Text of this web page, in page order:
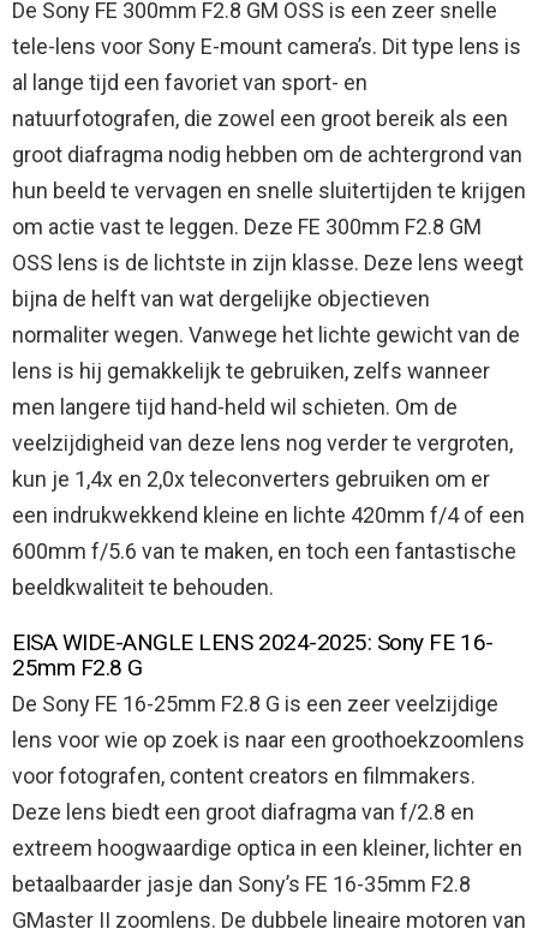
De Sony FE 300mm F2.8 GM OSS is een zeer snelle
tele-lens voor Sony E-mount camera’s. Dit type lens is
al lange tijd een favoriet van sport- en
natuurfotografen, die zowel een groot bereik als een
groot diafragma nodig hebben om de achtergrond van
hun beeld te vervagen en snelle sluitertijden te krijgen
om actie vast te leggen. Deze FE 300mm F2.8 GM
OSS lens is de lichtste in zijn klasse. Deze lens weegt
bijna de helft van wat dergelijke objectieven
normaliter wegen. Vanwege het lichte gewicht van de
lens is hij gemakkelijk te gebruiken, zelfs wanneer
men langere tijd hand-held wil schieten. Om de
veelzijdigheid van deze lens nog verder te vergroten,
kun je 1,4x en 2,0x teleconverters gebruiken om er
een indrukwekkend kleine en lichte 420mm f/4 of een
600mm f/5.6 van te maken, en toch een fantastische
beeldkwaliteit te behouden.
EISA WIDE-ANGLE LENS 2024-2025: Sony FE 16-
25mm F2.8 G
De Sony FE 16-25mm F2.8 G is een zeer veelzijdige
lens voor wie op zoek is naar een groothoekzoomlens
voor fotografen, content creators en filmmakers.
Deze lens biedt een groot diafragma van f/2.8 en
extreem hoogwaardige optica in een kleiner, lichter en
betaalbaarder jasje dan Sony’s FE 16-35mm F2.8
GMaster II zoomlens. De dubbele lineaire motoren van